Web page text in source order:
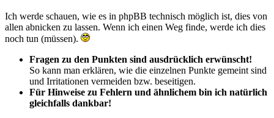
Ich werde schauen, wie es in phpBB technisch möglich ist, dies von
allen abnicken zu lassen. Wenn ich einen Weg finde, werde ich dies
noch tun (müssen).
Fragen zu den Punkten sind ausdrücklich erwünscht!
So kann man erklären, wie die einzelnen Punkte gemeint sind
und Irritationen vermeiden bzw. beseitigen.
Für Hinweise zu Fehlern und ähnlichem bin ich natürlich
gleichfalls dankbar!